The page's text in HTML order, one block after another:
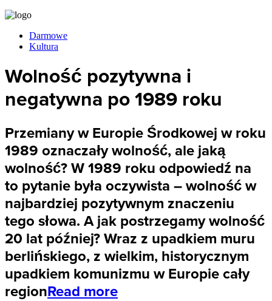
Darmowe
Kultura
Wolność pozytywna i
negatywna po 1989 roku
Przemiany w Europie Środkowej w roku
1989 oznaczały wolność, ale jaką
wolność? W 1989 roku odpowiedź na
to pytanie była oczywista – wolność w
najbardziej pozytywnym znaczeniu
tego słowa. A jak postrzegamy wolność
20 lat później? Wraz z upadkiem muru
berlińskiego, z wielkim, historycznym
upadkiem komunizmu w Europie cały
regionRead more